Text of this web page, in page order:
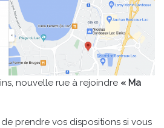
nouvelle rue à rejoindre « Ma
prendre vos dispositions si vous